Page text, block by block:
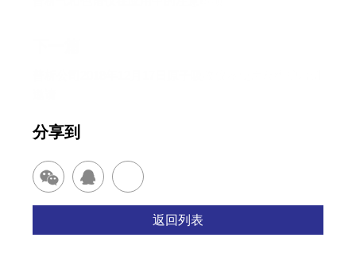
分享到
返回列表